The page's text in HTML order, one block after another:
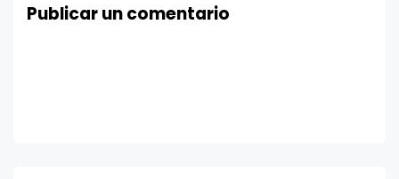
Publicar un comentario